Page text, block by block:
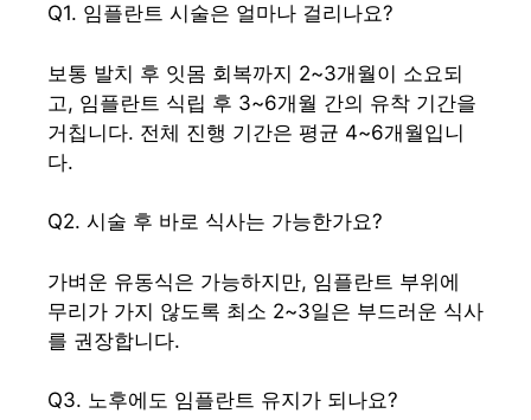
Q1. 임플란트 시술은 얼마나 걸리나요?
보통 발치 후 잇몸 회복까지 2~3개월이 소요되
고, 임플란트 식립 후 3~6개월 간의 유착 기간을
거칩니다. 전체 진행 기간은 평균 4~6개월입니
다.
Q2. 시술 후 바로 식사는 가능한가요?
가벼운 유동식은 가능하지만, 임플란트 부위에
무리가 가지 않도록 최소 2~3일은 부드러운 식사
를 권장합니다.
Q3. 노후에도 임플란트 유지가 되나요?